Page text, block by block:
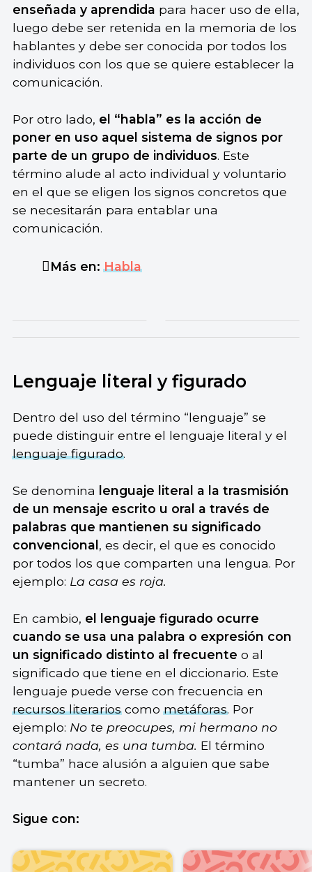
enseñada y aprendida para hacer uso de ella,
luego debe ser retenida en la memoria de los
hablantes y debe ser conocida por todos los
individuos con los que se quiere establecer la
comunicación.
Por otro lado, el “habla” es la acción de
poner en uso aquel sistema de signos por
parte de un grupo de individuos. Este
término alude al acto individual y voluntario
en el que se eligen los signos concretos que
se necesitarán para entablar una
comunicación.
Más en:Habla
Lenguaje literal y figurado
Dentro del uso del término “lenguaje” se
puede distinguir entre el lenguaje literal y el
lenguaje figurado.
Se denomina
lenguaje literal a la trasmisión
de un mensaje escrito u oral a través de
palabras que mantienen su significado
convencional , es decir, el que es conocido
por todos los que comparten una lengua. Por
ejemplo: La casa es roja.
En cambio, el lenguaje figurado ocurre
cuando se usa una palabra o expresión con
un significado distinto al frecuente o al
significado que tiene en el diccionario. Este
lenguaje puede verse con frecuencia en
recursos literarioscomometáforas. Por
ejemplo: No te preocupes, mi hermano no
contará nada, es una tumba. El término
“tumba” hace alusión a alguien que sabe
mantener un secreto.
Sigue con: